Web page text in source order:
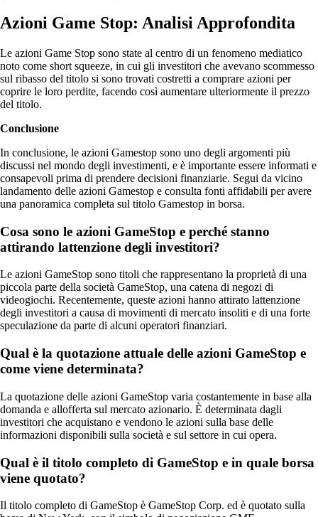
Azioni Game Stop: Analisi Approfondita
Le azioni Game Stop sono state al centro di un fenomeno mediatico
noto come short squeeze, in cui gli investitori che avevano scommesso
sul ribasso del titolo si sono trovati costretti a comprare azioni per
coprire le loro perdite, facendo così aumentare ulteriormente il prezzo
del titolo.
Conclusione
In conclusione, le azioni Gamestop sono uno degli argomenti più
discussi nel mondo degli investimenti, e è importante essere informati e
consapevoli prima di prendere decisioni finanziarie. Segui da vicino
landamento delle azioni Gamestop e consulta fonti affidabili per avere
una panoramica completa sul titolo Gamestop in borsa.
Cosa sono le azioni GameStop e perché stanno
attirando lattenzione degli investitori?
Le azioni GameStop sono titoli che rappresentano la proprietà di una
piccola parte della società GameStop, una catena di negozi di
videogiochi. Recentemente, queste azioni hanno attirato lattenzione
degli investitori a causa di movimenti di mercato insoliti e di una forte
speculazione da parte di alcuni operatori finanziari.
Qual è la quotazione attuale delle azioni GameStop e
come viene determinata?
La quotazione delle azioni GameStop varia costantemente in base alla
domanda e allofferta sul mercato azionario. È determinata dagli
investitori che acquistano e vendono le azioni sulla base delle
informazioni disponibili sulla società e sul settore in cui opera.
Qual è il titolo completo di GameStop e in quale borsa
viene quotato?
Il titolo completo di GameStop è GameStop Corp. ed è quotato sulla